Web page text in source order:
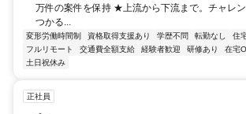
万件の案件を保持 ★上流から下流まで。チャレ
つかる...
変形労働時間制 資格取得支援あり 学歴不問 転勤なし
住
フルリモート
交通費全額支給 経験者歓迎 研修あり 在宅
土日祝休み
正社員